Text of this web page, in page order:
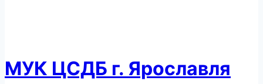
МУК ЦСДБ г. Ярославля